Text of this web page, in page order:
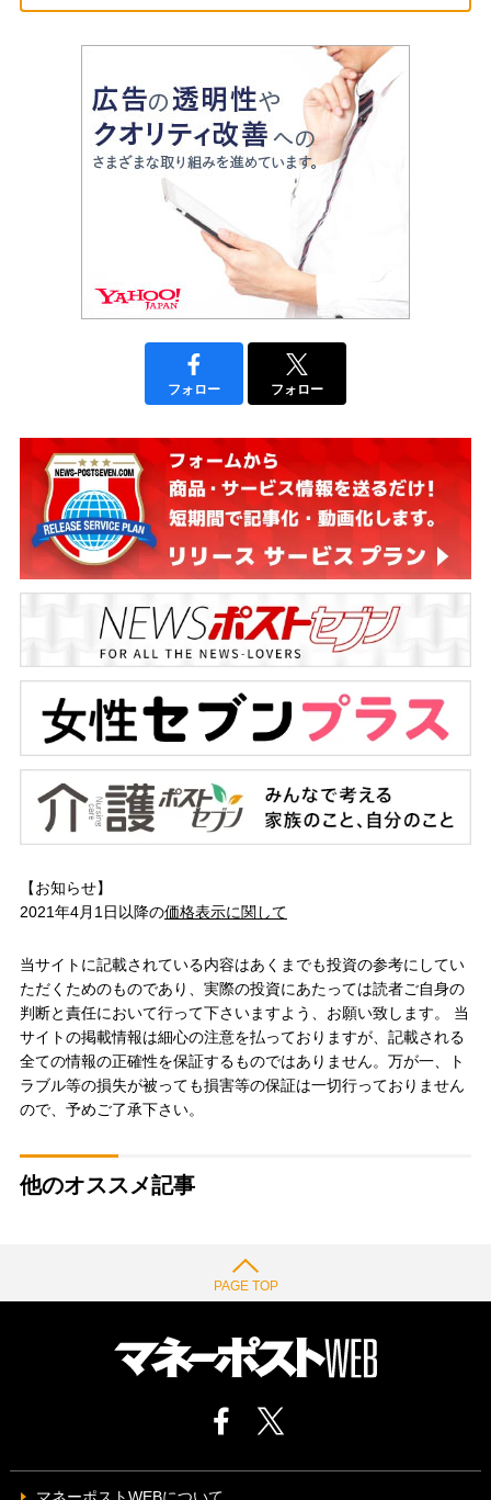
フォロー フォロー
【お知らせ】
2021年4月1日以降の価格表示に関して
当サイトに記載されている内容はあくまでも投資の参考にしてい
ただくためのものであり、実際の投資にあたっては読者ご自身の
判断と責任において行って下さいますよう、お願い致します。 当
サイトの掲載情報は細心の注意を払っておりますが、記載される
全ての情報の正確性を保証するものではありません。万が一、ト
ラブル等の損失が被っても損害等の保証は一切行っておりません
ので、予めご了承下さい。
他のオススメ記事
PAGE TOP